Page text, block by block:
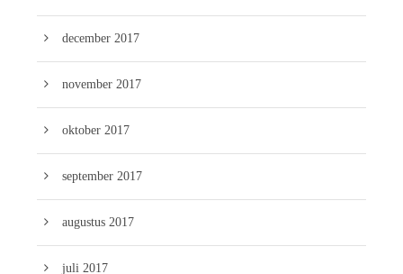
december 2017
november 2017
oktober 2017
september 2017
augustus 2017
juli 2017